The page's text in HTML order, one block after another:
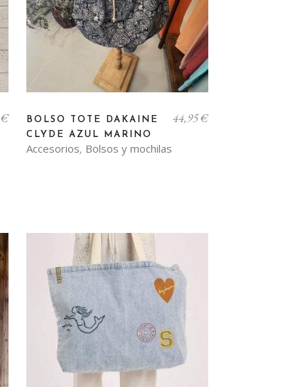
€
Accesorios, Bolsos y mochilas
BOLSO TOTE DAKAINE
CLYDE AZUL MARINO
44,95€